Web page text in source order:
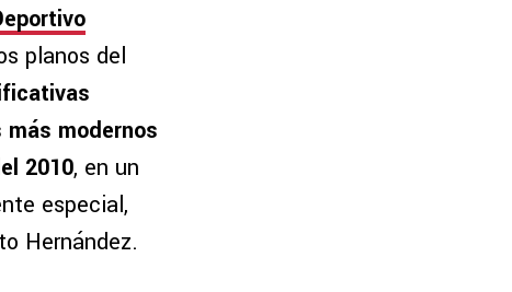
planos del
modernos
2010, en un
especial,
Hernández.